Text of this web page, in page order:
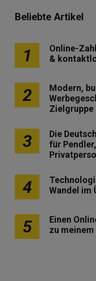
Beliebte Artikel
1
Online-
&
2
Modern,
3
Die
für
4
Wandel im
5
Einen
zu